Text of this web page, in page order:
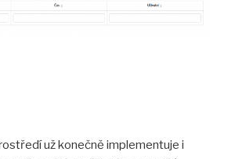
už konečně implementuje i